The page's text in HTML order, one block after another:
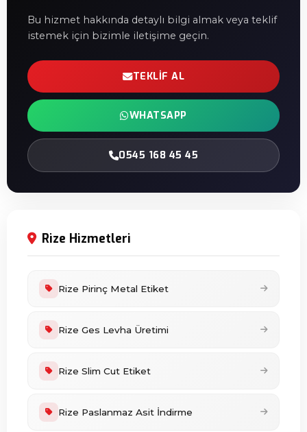
Bu hizmet hakkında detaylı bilgi almak veya teklif
istemek için bizimle iletişime geçin.
TEKLIF AL
WHATSAPP
0545 168 45 45
Rize Hizmetleri
Rize Pirinç Metal Etiket
Rize Ges Levha Üretimi
Rize Slim Cut Etiket
Rize Paslanmaz Asit İndirme